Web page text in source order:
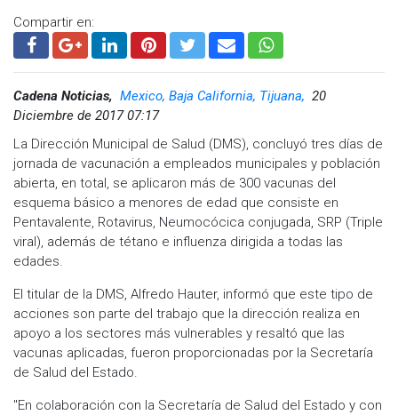
Compartir en:
Cadena Noticias, Mexico, Baja California, Tijuana, 20
Diciembre de 2017 07:17
La Dirección Municipal de Salud (DMS), concluyó tres días de
jornada de vacunación a empleados municipales y población
abierta, en total, se aplicaron más de 300 vacunas del
esquema básico a menores de edad que consiste en
Pentavalente, Rotavirus, Neumocócica conjugada, SRP (Triple
viral), además de tétano e influenza dirigida a todas las
edades.
El titular de la DMS, Alfredo Hauter, informó que este tipo de
acciones son parte del trabajo que la dirección realiza en
apoyo a los sectores más vulnerables y resaltó que las
vacunas aplicadas, fueron proporcionadas por la Secretaría
de Salud del Estado.
"En colaboración con la Secretaría de Salud del Estado y con